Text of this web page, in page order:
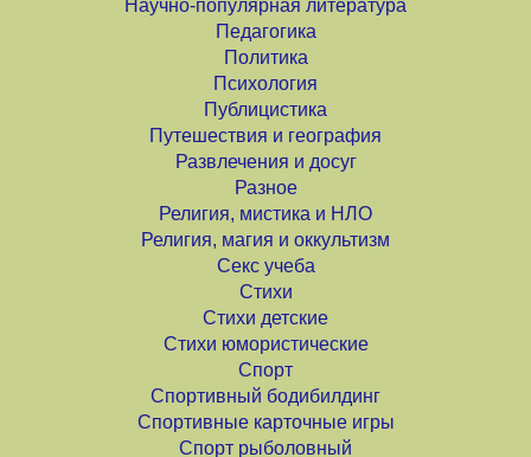
Научно-популярная литература
Педагогика
Политика
Психология
Публицистика
Путешествия и география
Развлечения и досуг
Разное
Религия, мистика и НЛО
Религия, магия и оккультизм
Секс учеба
Стихи
Стихи детские
Стихи юмористические
Спорт
Спортивный бодибилдинг
Спортивные карточные игры
Спорт рыболовный